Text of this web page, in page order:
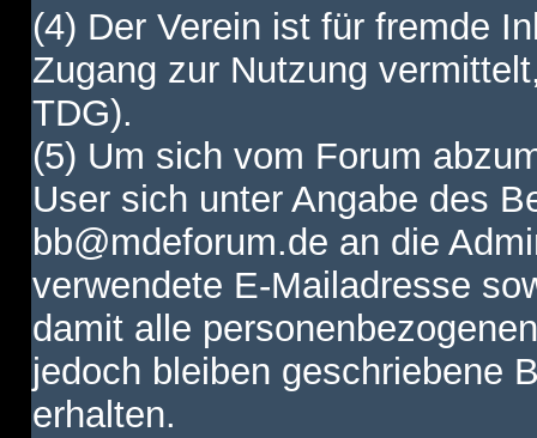
(4) Der Verein ist für fremde
Zugang zur Nutzung
TDG).
(5) Um sich vom Forum
User sich unter Angabe des
bb@mdeforum.de an die
verwendete E-Mailadresse
damit alle
jedoch bleiben geschriebene
erhalten.